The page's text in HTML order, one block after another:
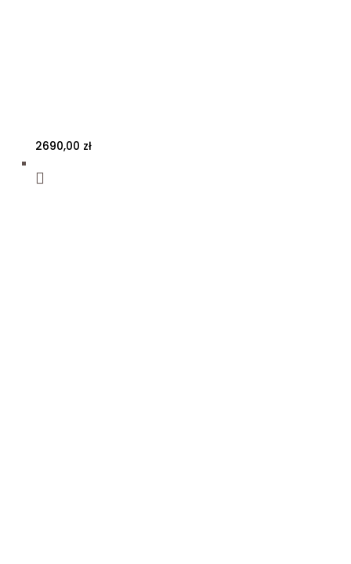
2690,00 zł